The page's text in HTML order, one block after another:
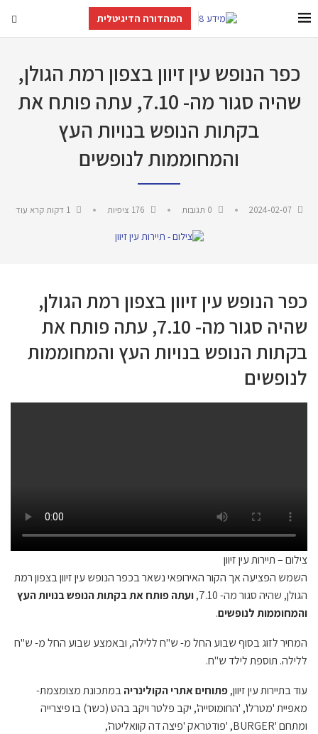
המהדורה הדיגיטלית
כפר הנופש עין זיוון בצפון רמת הגולן,
שהיה סגור מה- 7.10, עתה פותח את
בקתות הנופש בנויות העץ
והמחוממות לנופשים
2024-02-07
176 ציפיות 1 דקות קרא עוד
כפר הנופש עין זיוון בצפון רמת הגולן,
שהיה סגור מה- 7.10, עתה פותח את
בקתות הנופש בנויות העץ והמחוממות
לנופשים
צילום – תיירות עין זיוון
השמש הפציעה אך הקור האירופאי נשאר בכפר הנופש עין זיוון בצפון רמת
הגולן, שהיה סגור מה- 7.10,
ועתה פותח את בקתות הנופש בנויות העץ
והמחוממות לנופשים.
המחיר לזוג בסוף שבוע החל מ- ש"ח ללילה, ובאמצע שבוע החל מ- ש"ח
ללילה. תוספת לילד ש"ח.
עוד בתיירות עין זיוון,פתוחים אתרי הקולינריהבמתכונת מצומצמת-
מאפיית 'מטרלו', 'החומוסייה', יקב פלטר ויקב בהט (כשר) בו פיצרייה
ומתחם 'BURGER, 'פודטראק 'פיצה דה קוואליטה',